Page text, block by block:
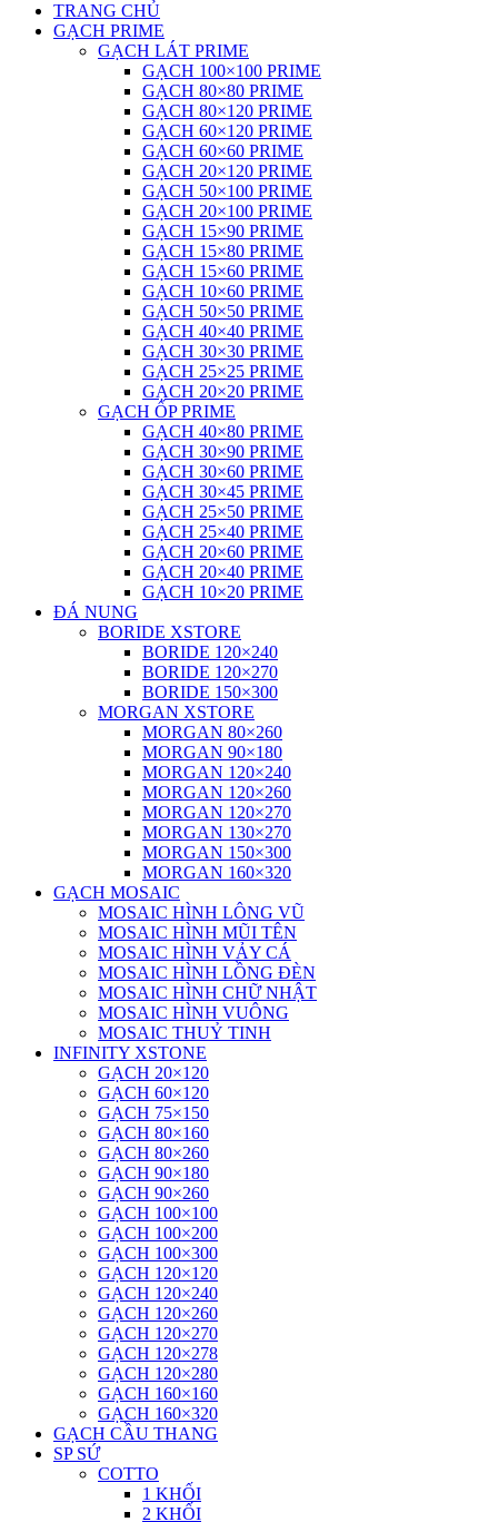
TRANG CHỦ
GẠCH PRIME
GẠCH LÁT PRIME
GẠCH 100×100 PRIME
GẠCH 80×80 PRIME
GẠCH 80×120 PRIME
GẠCH 60×120 PRIME
GẠCH 60×60 PRIME
GẠCH 20×120 PRIME
GẠCH 50×100 PRIME
GẠCH 20×100 PRIME
GẠCH 15×90 PRIME
GẠCH 15×80 PRIME
GẠCH 15×60 PRIME
GẠCH 10×60 PRIME
GẠCH 50×50 PRIME
GẠCH 40×40 PRIME
GẠCH 30×30 PRIME
GẠCH 25×25 PRIME
GẠCH 20×20 PRIME
GẠCH ỐP PRIME
GẠCH 40×80 PRIME
GẠCH 30×90 PRIME
GẠCH 30×60 PRIME
GẠCH 30×45 PRIME
GẠCH 25×50 PRIME
GẠCH 25×40 PRIME
GẠCH 20×60 PRIME
GẠCH 20×40 PRIME
GẠCH 10×20 PRIME
ĐÁ NUNG
BORIDE XSTORE
BORIDE 120×240
BORIDE 120×270
BORIDE 150×300
MORGAN XSTORE
MORGAN 80×260
MORGAN 90×180
MORGAN 120×240
MORGAN 120×260
MORGAN 120×270
MORGAN 130×270
MORGAN 150×300
MORGAN 160×320
GẠCH MOSAIC
MOSAIC HÌNH LÔNG VŨ
MOSAIC HÌNH MŨI TÊN
MOSAIC HÌNH VẢY CÁ
MOSAIC HÌNH LỒNG ĐÈN
MOSAIC HÌNH CHỮ NHẬT
MOSAIC HÌNH VUÔNG
MOSAIC THUỶ TINH
INFINITY XSTONE
GẠCH 20×120
GẠCH 60×120
GẠCH 75×150
GẠCH 80×160
GẠCH 80×260
GẠCH 90×180
GẠCH 90×260
GẠCH 100×100
GẠCH 100×200
GẠCH 100×300
GẠCH 120×120
GẠCH 120×240
GẠCH 120×260
GẠCH 120×270
GẠCH 120×278
GẠCH 120×280
GẠCH 160×160
GẠCH 160×320
GẠCH CẦU THANG
SP SỨ
COTTO
1 KHỐI
2 KHỐI